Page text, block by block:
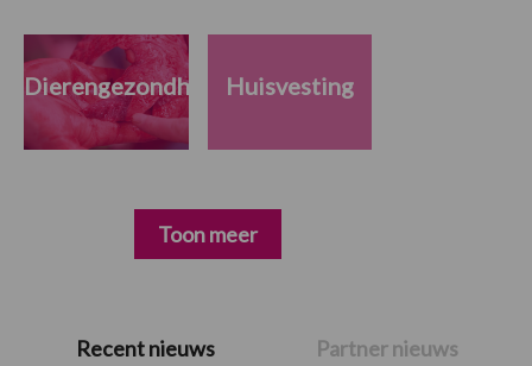
PrimaireRecent nieuws Partner nieuws
Dierengezondheid Huisvesting
Toon meer